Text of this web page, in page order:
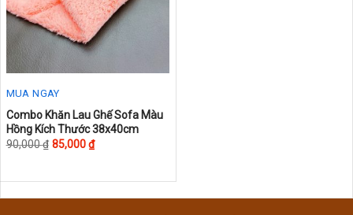
MUA NGAY
This
product
has
Combo Khăn Lau Ghế Sofa Màu
Hồng Kích Thước 38x40cm
90,000₫ 85,000₫